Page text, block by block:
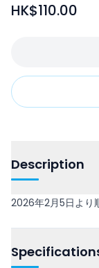
HK$110.00
Description
2026年2月5日より